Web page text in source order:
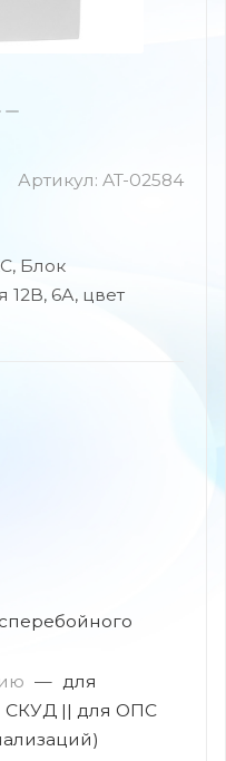
Артикул: AT-02584
Блок
12В, 6А, цвет
— для
СКУД || для ОПС